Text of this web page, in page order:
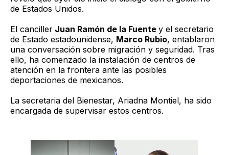
de Estados Unidos.
El canciller Juan Ramón de la Fuente y el secretario
de Estado estadounidense, Marco Rubio, entablaron
una conversación sobre migración y seguridad. Tras
ello, ha comenzado la instalación de centros de
atención en la frontera ante las posibles
deportaciones de mexicanos.
La secretaria del Bienestar, Ariadna Montiel, ha sido
encargada de supervisar estos centros.